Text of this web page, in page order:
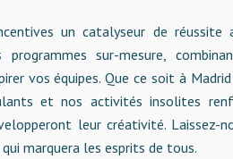
un catalyseur de réussite
sur-mesure,
vos équipes. Que ce soit à
et nos activités insolites
leur créativité. Laissez-
marquera les esprits de tous.